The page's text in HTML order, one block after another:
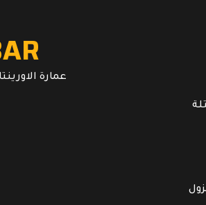
عمارة الاورينتال.